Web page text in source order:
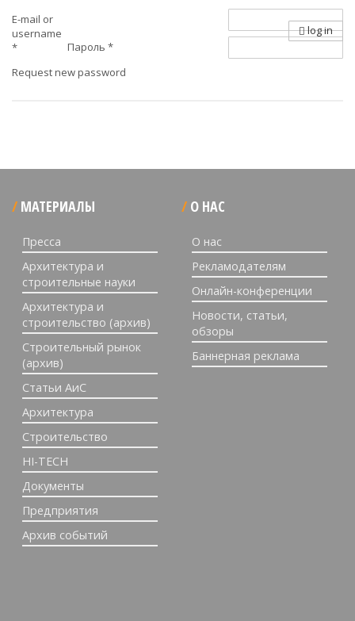
E-mail or
username
*
Пароль *
Request new password
log in
МАТЕРИАЛЫ
Пресса
Архитектура и
строительные науки
Архитектура и
строительство (архив)
Строительный рынок
(архив)
Статьи АиС
Архитектура
Строительство
HI-TECH
Документы
Предприятия
Архив событий
О НАС
О нас
Рекламодателям
Онлайн-конференции
Новости, статьи,
обзоры
Баннерная реклама